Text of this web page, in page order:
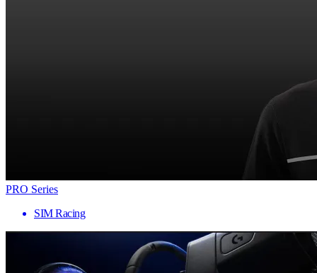
PRO Series
SIM Racing